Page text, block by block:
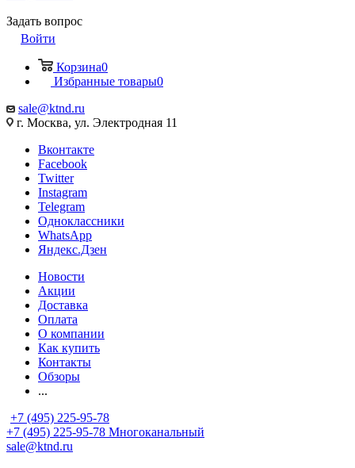
Задать вопрос
Войти
Корзина0
Избранные товары0
sale@ktnd.ru
г. Москва, ул. Электродная 11
Вконтакте
Facebook
Twitter
Instagram
Telegram
Одноклассники
WhatsApp
Яндекс.Дзен
Новости
Акции
Доставка
Оплата
О компании
Как купить
Контакты
Обзоры
...
+7 (495) 225-95-78
+7 (495) 225-95-78 Многоканальный
sale@ktnd.ru